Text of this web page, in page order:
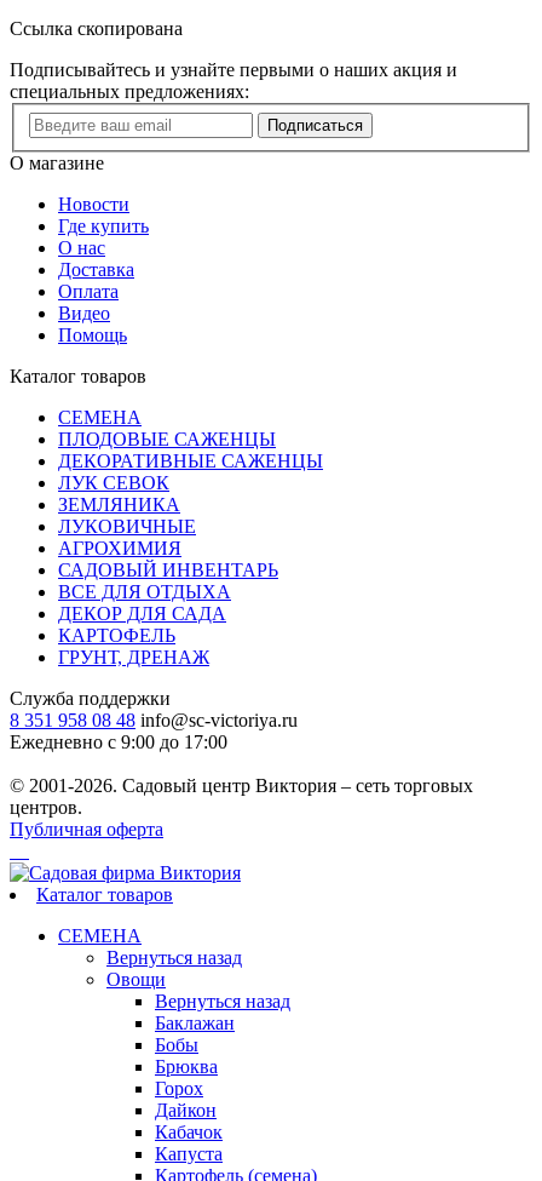
Ссылка скопирована
Подписывайтесь и узнайте первыми о наших акция и
специальных предложениях:
Подписаться
О магазине
Новости
Где купить
О нас
Доставка
Оплата
Видео
Помощь
Каталог товаров
СЕМЕНА
ПЛОДОВЫЕ САЖЕНЦЫ
ДЕКОРАТИВНЫЕ САЖЕНЦЫ
ЛУК СЕВОК
ЗЕМЛЯНИКА
ЛУКОВИЧНЫЕ
АГРОХИМИЯ
САДОВЫЙ ИНВЕНТАРЬ
ВСЕ ДЛЯ ОТДЫХА
ДЕКОР ДЛЯ САДА
КАРТОФЕЛЬ
ГРУНТ, ДРЕНАЖ
Служба поддержки
8 351 958 08 48 info@sc-victoriya.ru
Ежедневно с 9:00 до 17:00
© 2001-2026. Садовый центр Виктория – сеть торговых
центров.
Публичная оферта
Каталог товаров
СЕМЕНА
Вернуться назад
Овощи
Вернуться назад
Баклажан
Бобы
Брюква
Горох
Дайкон
Кабачок
Капуста
Картофель (семена)